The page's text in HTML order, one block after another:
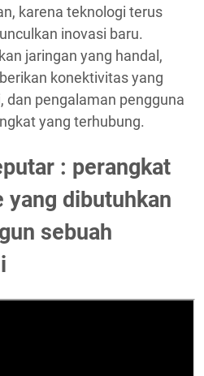
karena teknologi terus
inovasi baru.
jaringan yang handal,
konektivitas yang
dan pengalaman pengguna
yang terhubung.
: perangkat
yang dibutuhkan
sebuah